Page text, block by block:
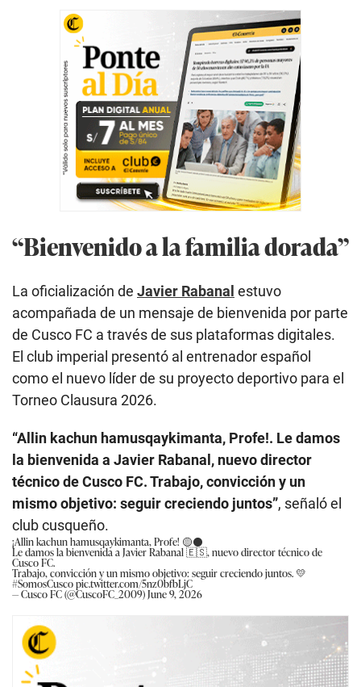
“Bienvenido a la familia dorada”
La oficialización de Javier Rabanal estuvo
acompañada de un mensaje de bienvenida por parte
de Cusco FC a través de sus plataformas digitales.
El club imperial presentó al entrenador español
como el nuevo líder de su proyecto deportivo para el
Torneo Clausura 2026.
“Allin kachun hamusqaykimanta, Profe!. Le damos
la bienvenida a Javier Rabanal, nuevo director
técnico de Cusco FC. Trabajo, convicción y un
mismo objetivo: seguir creciendo juntos”, señaló el
club cusqueño.
¡Allin kachun hamusqaykimanta, Profe! 🟡⚫
Le damos la bienvenida a Javier Rabanal 🇪🇸, nuevo director técnico de
Cusco FC.
Trabajo, convicción y un mismo objetivo: seguir creciendo juntos. 💛
#SomosCuscopic.twitter.com/5nz0bfbLjC
— Cusco FC (@CuscoFC_2009)June 9, 2026